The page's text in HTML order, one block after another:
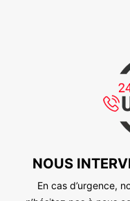
NOUS
En cas d’urgence,